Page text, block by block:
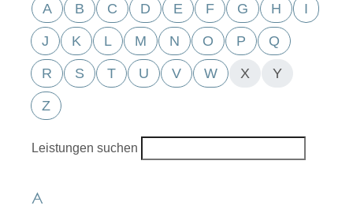
A B C D E F G H I
J K L M N O P Q
R S T U V W X Y
Z
Leistungen suchen
A